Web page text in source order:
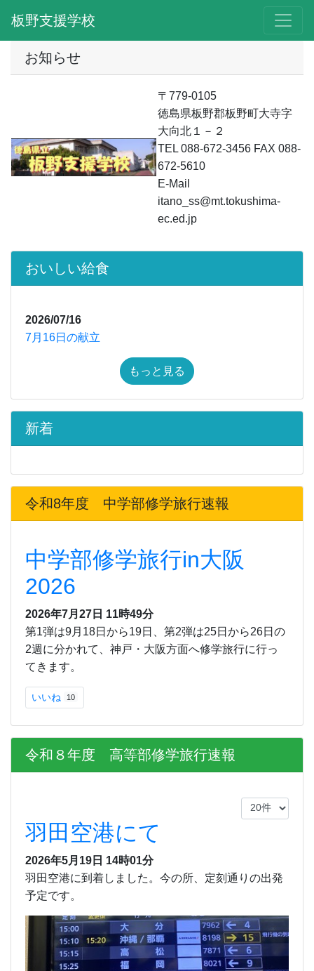
板野支援学校
お知らせ
〒779-0105
徳島県板野郡板野町大寺字
大向北１－２
TEL 088-672-3456 FAX 088-
672-5610
E-Mail
itano_ss@mt.tokushima-
ec.ed.jp
おいしい給食
2026/07/16
7月16日の献立
もっと見る
新着
令和8年度 中学部修学旅行速報
中学部修学旅行in大阪
2026
2026年7月27日 11時49分
第1弾は9月18日から19日、第2弾は25日から26日の
2週に分かれて、神戸・大阪方面へ修学旅行に行っ
てきます。
いいね 10
令和８年度 高等部修学旅行速報
羽田空港にて
2026年5月19日 14時01分
羽田空港に到着しました。今の所、定刻通りの出発
予定です。